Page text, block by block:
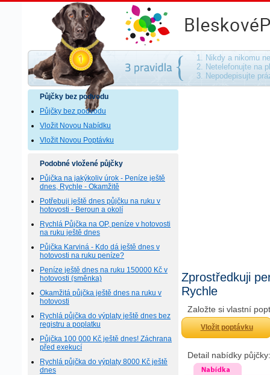
Půjčky bez podvodu - na směnku, bez
1. Nikdy a nikomu
2. Netelefonujte na
3. Nepodepisujte
Půjčky bez podvodu
Půjčky bez podvodu
Vložit Novou Nabídku
Vložit Novou Poptávku
Podobné vložené půjčky
Půjčka na jakýkoliv úrok - Peníze ještě
dnes, Rychle - Okamžitě
Potřebuji ještě dnes půjčku na ruku v
hotovosti - Beroun a okolí
Rychlá Půjčka na OP, peníze v hotovosti
na ruku ještě dnes
Půjčka Karviná - Kdo dá ještě dnes v
hotovosti na ruku peníze?
Peníze ještě dnes na ruku 150000 Kč v
hotovosti (směnka)
Okamžitá půjčka ještě dnes na ruku v
hotovosti
Rychlá půjčka do výplaty ještě dnes bez
registru a poplatku
Půjčka 100 000 Kč ještě dnes! Záchrana
před exekucí
Rychlá půjčka do výplaty 8000 Kč ještě
dnes
Zprostředkuji
Rychle
Založte si vlastní
Vložit poptávku
Detail nabídky půjčky: